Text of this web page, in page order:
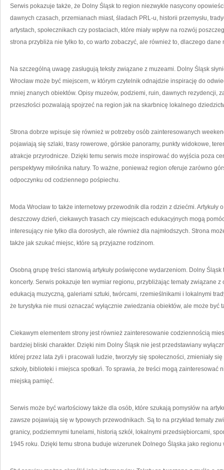
Serwis pokazuje także, że Dolny Śląsk to region niezwykle nasycony
dawnych czasach, przemianach miast, śladach PRL-u, historii przemysłu,
artystach, społecznikach czy postaciach, które miały wpływ na rozwój
strona przybliża nie tylko to, co warto zobaczyć, ale również to, dlaczego dane
Na szczególną uwagę zasługują teksty związane z muzeami. Dolny Śląsk
Wrocław może być miejscem, w którym czytelnik odnajdzie inspirację do
mniej znanych obiektów. Opisy muzeów, podziemi, ruin, dawnych rezydencji,
przeszłości pozwalają spojrzeć na region jak na skarbnicę lokalnego
Strona dobrze wpisuje się również w potrzeby osób zainteresowanych
pojawiają się szlaki, trasy rowerowe, górskie panoramy, punkty widokowe,
atrakcje przyrodnicze. Dzięki temu serwis może inspirować do wyjścia poza
perspektywy miłośnika natury. To ważne, ponieważ region oferuje zarówno
odpoczynku od codziennego pośpiechu.
Moda Wrocław to także internetowy przewodnik dla rodzin z dziećmi.
deszczowy dzień, ciekawych trasach czy miejscach edukacyjnych mogą
interesujący nie tylko dla dorosłych, ale również dla najmłodszych. Strona
także jak szukać miejsc, które są przyjazne rodzinom.
Osobną grupę treści stanowią artykuły poświęcone wydarzeniom. Dolny
koncerty. Serwis pokazuje ten wymiar regionu, przybliżając tematy związane
edukacją muzyczną, galeriami sztuki, twórcami, rzemieślnikami i lokalnymi
że turystyka nie musi oznaczać wyłącznie zwiedzania obiektów, ale może być
Ciekawym elementem strony jest również zainteresowanie codziennością
bardziej bliski charakter. Dzięki nim Dolny Śląsk nie jest przedstawiany
której przez lata żyli i pracowali ludzie, tworzyły się społeczności, zmieniały
szkoły, biblioteki i miejsca spotkań. To sprawia, że treści mogą zainteresować
miejską pamięć.
Serwis może być wartościowy także dla osób, które szukają pomysłów na
zawsze pojawiają się w typowych przewodnikach. Są to na przykład tematy
granicy, podziemnymi tunelami, historią szkół, lokalnymi przedsiębiorcami,
1945 roku. Dzięki temu strona buduje wizerunek Dolnego Śląska jako